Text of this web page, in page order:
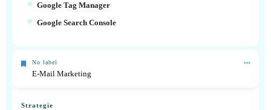
Google Tag Manager
Google Search Console
No label
E-Mail Marketing
Strategie